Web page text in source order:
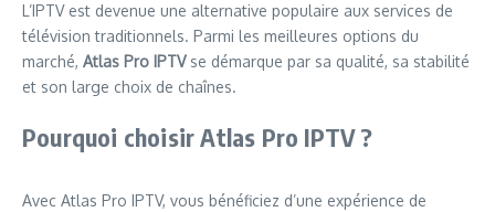
L’IPTV est devenue une alternative populaire aux services de
télévision traditionnels. Parmi les meilleures options du
marché, Atlas Pro IPTVse démarque par sa qualité, sa stabilité
et son large choix de chaînes.
Pourquoi choisir Atlas Pro IPTV ?
Avec Atlas Pro IPTV, vous bénéficiez d’une expérience de